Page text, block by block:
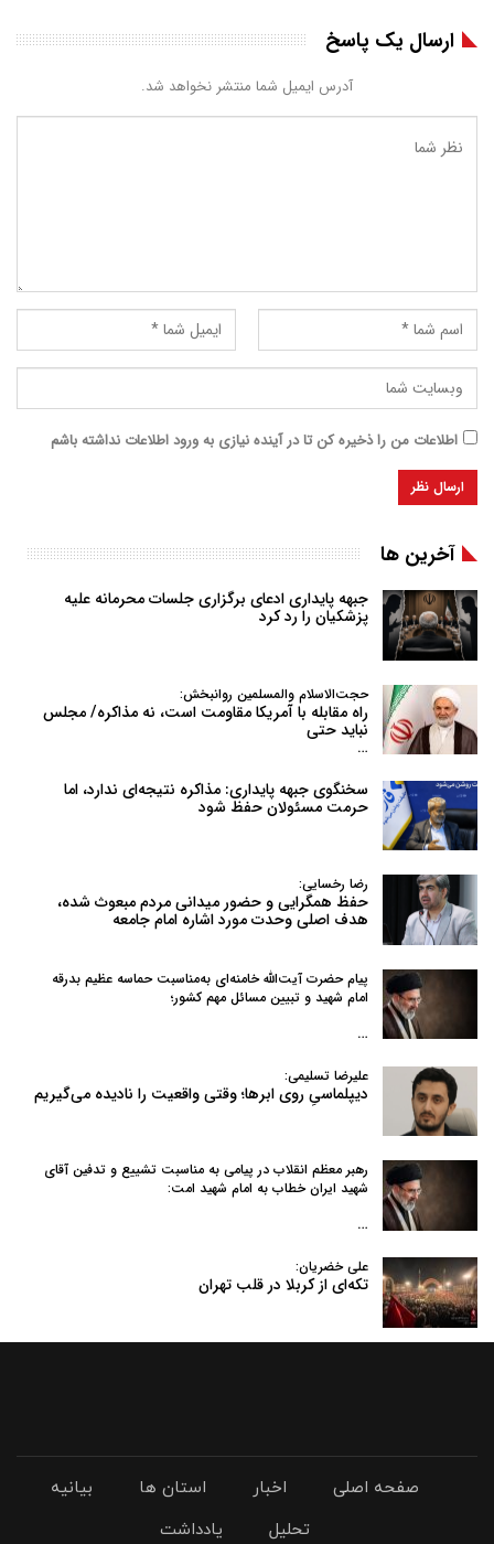
ارسال یک پاسخ
آدرس ایمیل شما منتشر نخواهد شد.
اطلاعات من را ذخیره کن تا در آینده نیازی به ورود اطلاعات نداشته باشم
آخرین ها
جبهه پایداری ادعای برگزاری جلسات محرمانه علیه
پزشکیان را رد کرد
حجت‌الاسلام والمسلمین روانبخش:
راه مقابله با آمریکا مقاومت است، نه مذاکره/ مجلس
نباید حتی
…
سخنگوی جبهه پایداری: مذاکره نتیجه‌ای ندارد، اما
حرمت مسئولان حفظ شود
رضا رخسایی:
حفظ همگرایی و حضور میدانی مردم مبعوث شده،
هدف اصلی وحدت مورد اشاره امام جامعه
پیام حضرت آیت‌الله خامنه‌ای به‌مناسبت حماسه عظیم بدرقه
امام شهید و تبیین مسائل مهم کشور؛
…
علیرضا تسلیمی:
دیپلماسیِ روی ابرها؛ وقتی واقعیت را نادیده می‌گیریم
رهبر معظم انقلاب در پیامی به‌ مناسبت تشییع و تدفین آقای
شهید ایران خطاب به امام شهید امت:
…
علی خضریان:
تکه‌ای از کربلا در قلب تهران
صفحه اصلی اخبار استان ها
بیانیه
تحلیل
یادداشت